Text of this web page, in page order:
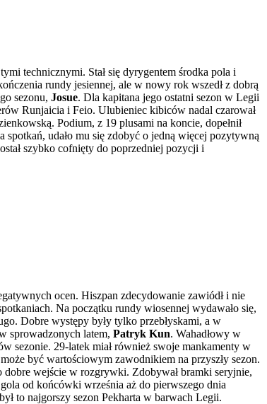
technicznymi. Stał się dyrygentem środka pola i
rundy jesiennej, ale w nowy rok wszedł z dobrą
sezonu, Josue. Dla kapitana jego ostatni sezon w Legii
Runjaicia i Feio. Ulubieniec kibiców nadal czarował
Podium, z 19 plusami na koncie, dopełnił
udało mu się zdobyć o jedną więcej pozytywną
szybko cofnięty do poprzedniej pozycji i
ocen. Hiszpan zdecydowanie zawiódł i nie
Na początku rundy wiosennej wydawało się,
Dobre występy były tylko przebłyskami, a w
sprowadzonych latem, Patryk Kun. Wahadłowy w
sezonie. 29-latek miał również swoje mankamenty w
być wartościowym zawodnikiem na przyszły sezon.
dobre wejście w rozgrywki. Zdobywał bramki seryjnie,
od końcówki września aż do pierwszego dnia
to najgorszy sezon Pekharta w barwach Legii.